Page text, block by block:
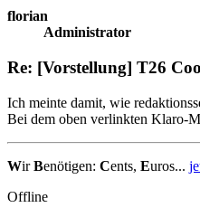
florian
Administrator
Re: [Vorstellung] T26
Ich meinte damit, wie
Bei dem oben verlinkten Klaro-
WirBenötigen: Cents, Euros...
Offline